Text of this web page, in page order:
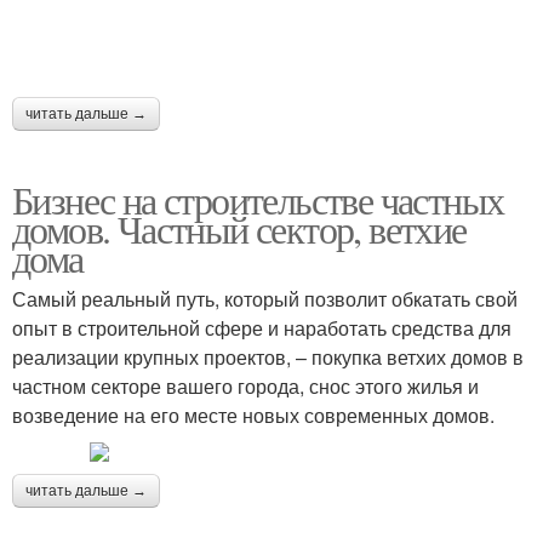
читать дальше →
Бизнес на строительстве частных
домов. Частный сектор, ветхие
дома
Самый реальный путь, который позволит обкатать свой
опыт в строительной сфере и наработать средства для
реализации крупных проектов, – покупка ветхих домов в
частном секторе вашего города, снос этого жилья и
возведение на его месте новых современных домов.
читать дальше →